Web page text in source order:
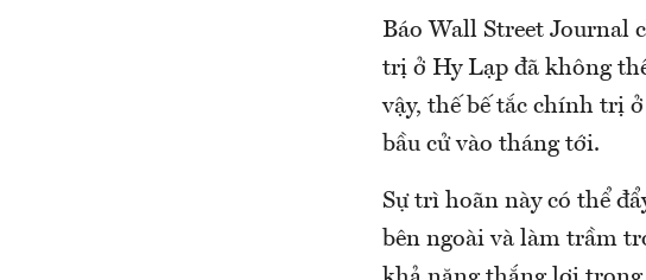
Báo Wall Street Journal
trị ở Hy Lạp đã không
vậy, thế bế tắc chính trị
bầu cử vào tháng tới.
Sự trì hoãn này có thể
bên ngoài và làm trầm